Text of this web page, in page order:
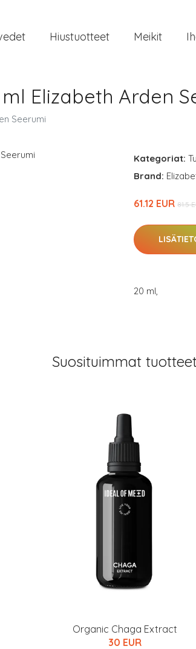
Hiustuotteet Meikit
Elizabeth Arden
Seerumi
Kategoriat:
Brand:
61.12 EUR 81.5
20 ml,
Suosituimmat
Organic Chaga Extract
30 EUR